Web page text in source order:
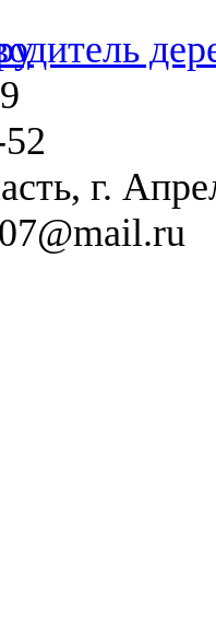
г.